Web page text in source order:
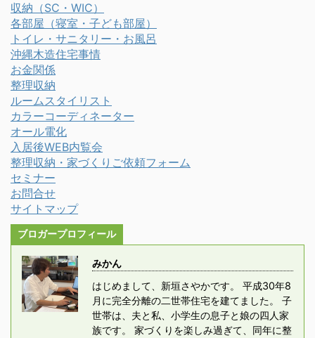
収納（SC・WIC）
各部屋（寝室・子ども部屋）
トイレ・サニタリー・お風呂
沖縄木造住宅事情
お金関係
整理収納
ルームスタイリスト
カラーコーディネーター
オール電化
入居後WEB内覧会
整理収納・家づくりご依頼フォーム
セミナー
お問合せ
サイトマップ
ブロガープロフィール
みかん
はじめまして、新垣さやかです。 平成30年8
月に完全分離の二世帯住宅を建てました。 子
世帯は、夫と私、小学生の息子と娘の四人家
族です。 家づくりを楽しみ過ぎて、同年に整